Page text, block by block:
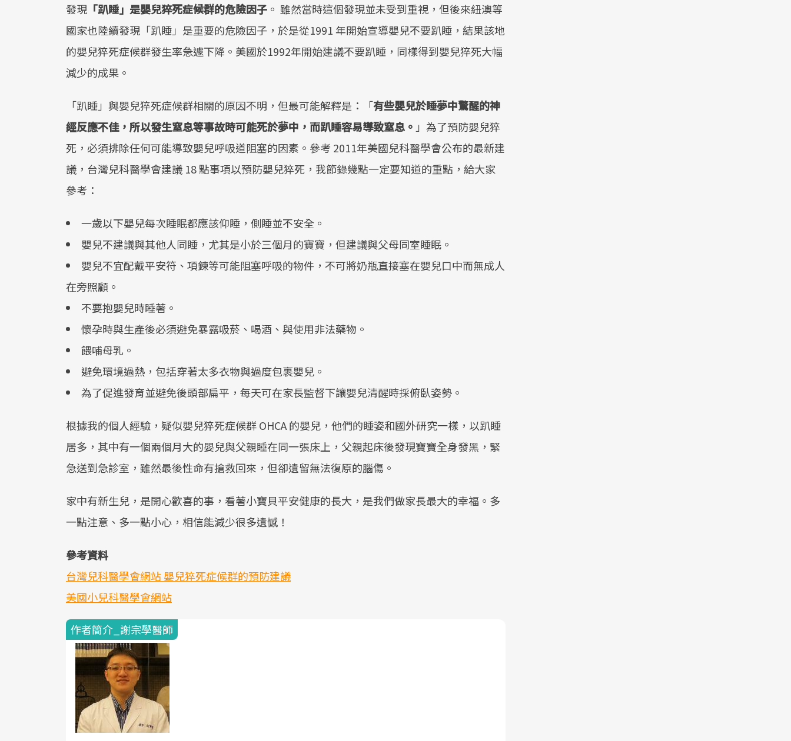
發現 「趴睡」是嬰兒猝死症候群的危險因子 。 雖然當時這個發現並未受到重視，但後來紐澳等
國家也陸續發現「趴睡」是重要的危險因子，於是從1991 年開始宣導嬰兒不要趴睡，結果該地
的嬰兒猝死症候群發生率急遽下降。美國於1992年開始建議不要趴睡，同樣得到嬰兒猝死大幅
減少的成果。
「趴睡」與嬰兒猝死症候群相關的原因不明，但最可能解釋是：「有些嬰兒於睡夢中驚醒的神
經反應不佳，所以發生窒息等事故時可能死於夢中，而趴睡容易導致窒息。 」為了預防嬰兒猝
死，必須排除任何可能導致嬰兒呼吸道阻塞的因素。參考 2011年美國兒科醫學會公布的最新建
議，台灣兒科醫學會建議 18 點事項以預防嬰兒猝死，我節錄幾點一定要知道的重點，給大家
參考：
一歲以下嬰兒每次睡眠都應該仰睡，側睡並不安全。
嬰兒不建議與其他人同睡，尤其是小於三個月的寶寶，但建議與父母同室睡眠。
嬰兒不宜配戴平安符、項鍊等可能阻塞呼吸的物件，不可將奶瓶直接塞在嬰兒口中而無成人
在旁照顧。
不要抱嬰兒時睡著。
懷孕時與生產後必須避免暴露吸菸、喝酒、與使用非法藥物。
餵哺母乳。
避免環境過熱，包括穿著太多衣物與過度包裹嬰兒。
為了促進發育並避免後頭部扁平，每天可在家長監督下讓嬰兒清醒時採俯臥姿勢。
根據我的個人經驗，疑似嬰兒猝死症候群 OHCA 的嬰兒，他們的睡姿和國外研究一樣，以趴睡
居多，其中有一個兩個月大的嬰兒與父親睡在同一張床上，父親起床後發現寶寶全身發黑，緊
急送到急診室，雖然最後性命有搶救回來，但卻遺留無法復原的腦傷。
家中有新生兒，是開心歡喜的事，看著小寶貝平安健康的長大，是我們做家長最大的幸福。多
一點注意、多一點小心，相信能減少很多遺憾！
參考資料
台灣兒科醫學會網站 嬰兒猝死症候群的預防建議
美國小兒科醫學會網站
作者簡介_謝宗學醫師